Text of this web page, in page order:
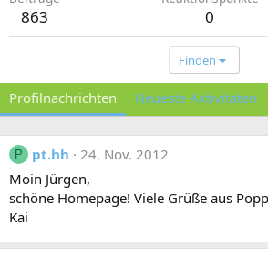
863 0
Finden
Profilnachrichten Neueste Aktivitäten
P pt.hh
24. Nov. 2012
Moin Jürgen,
schöne Homepage! Viele Grüße aus
Kai